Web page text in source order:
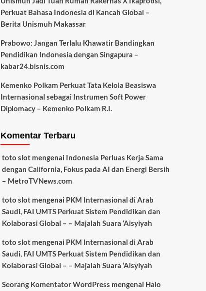
Perkuat Bahasa Indonesia di Kancah Global –
Berita Unismuh Makassar
Prabowo: Jangan Terlalu Khawatir Bandingkan
Pendidikan Indonesia dengan Singapura –
kabar24.bisnis.com
Kemenko Polkam Perkuat Tata Kelola Beasiswa
Internasional sebagai Instrumen Soft Power
Diplomacy – Kemenko Polkam R.I.
Komentar Terbaru
toto slotmengenai Indonesia Perluas Kerja Sama
dengan California, Fokus pada AI dan Energi Bersih
– MetroTVNews.com
toto slotmengenai PKM Internasional di Arab
Saudi, FAI UMTS Perkuat Sistem Pendidikan dan
Kolaborasi Global – – Majalah Suara ‘Aisyiyah
toto slotmengenai PKM Internasional di Arab
Saudi, FAI UMTS Perkuat Sistem Pendidikan dan
Kolaborasi Global – – Majalah Suara ‘Aisyiyah
Seorang Komentator WordPress mengenai Halo